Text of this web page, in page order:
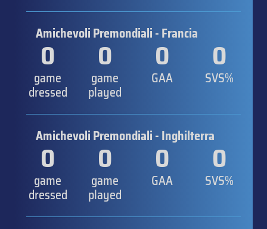
Amichevoli Premondiali - Francia
0
game
dressed
0
game
played
0
GAA
0
SVS%
Amichevoli Premondiali - Inghilterra
0
game
dressed
0
game
played
0
GAA
0
SVS%